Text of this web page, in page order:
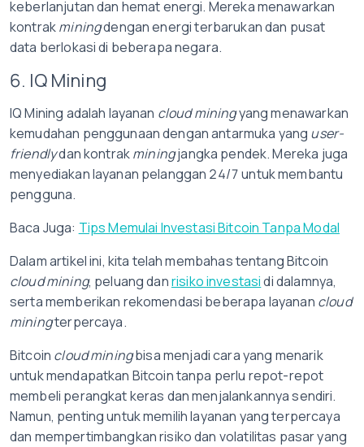
keberlanjutan dan hemat energi. Mereka menawarkan
kontrakminingdengan energi terbarukan dan pusat
data berlokasi di beberapa negara.
6. IQ Mining
IQ Mining adalah layanan cloud miningyang menawarkan
kemudahan penggunaan dengan antarmuka yang user-
friendlydan kontrakminingjangka pendek. Mereka juga
menyediakan layanan pelanggan 24/7 untuk membantu
pengguna.
Baca Juga: Tips Memulai Investasi Bitcoin Tanpa Modal
Dalam artikel ini, kita telah membahas tentang Bitcoin
cloud mining, peluang danrisiko investasidi dalamnya,
serta memberikan rekomendasi beberapa layanan cloud
miningterpercaya.
Bitcoin cloud miningbisa menjadi cara yang menarik
untuk mendapatkan Bitcoin tanpa perlu repot-repot
membeli perangkat keras dan menjalankannya sendiri.
Namun, penting untuk memilih layanan yang terpercaya
dan mempertimbangkan risiko dan volatilitas pasar yang